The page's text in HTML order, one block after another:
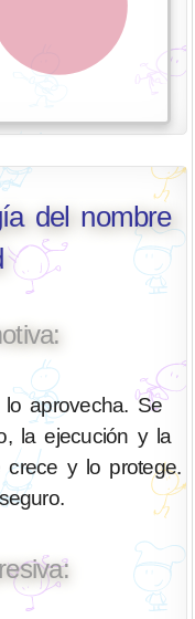
del nombre
aprovecha. Se
la ejecución y la
crece y lo protege.